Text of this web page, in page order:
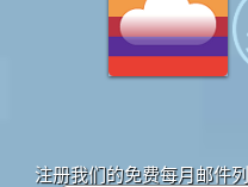
注册我们的免费每月邮件